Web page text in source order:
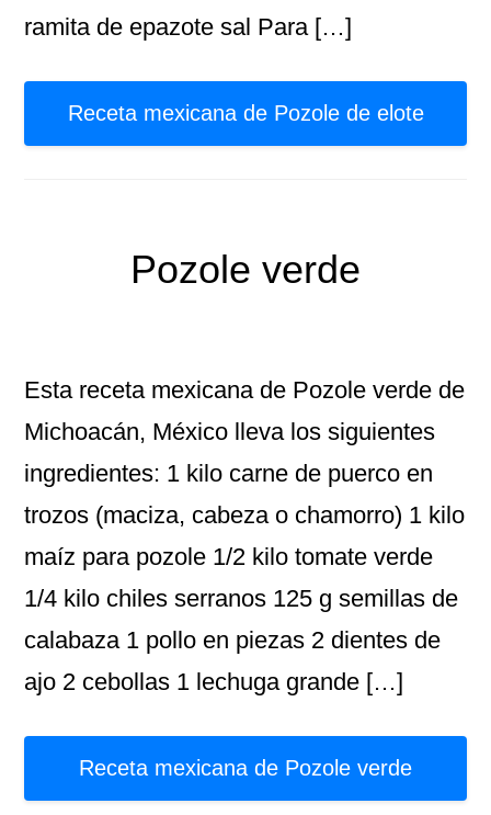
ramita de epazote sal Para […]
Receta mexicana de Pozole de elote
Pozole verde
Esta receta mexicana de Pozole verde de
Michoacán, México lleva los siguientes
ingredientes: 1 kilo carne de puerco en
trozos (maciza, cabeza o chamorro) 1 kilo
maíz para pozole 1/2 kilo tomate verde
1/4 kilo chiles serranos 125 g semillas de
calabaza 1 pollo en piezas 2 dientes de
ajo 2 cebollas 1 lechuga grande […]
Receta mexicana de Pozole verde